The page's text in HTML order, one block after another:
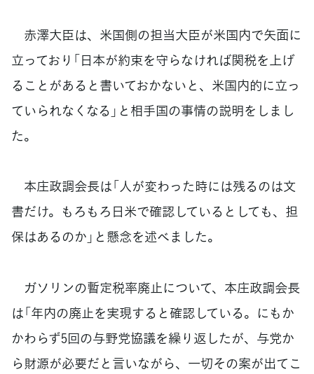
赤澤大臣は、米国側の担当大臣が米国内で矢面に
立っており「日本が約束を守らなければ関税を上げ
ることがあると書いておかないと、米国内的に立っ
ていられなくなる」と相手国の事情の説明をしまし
た。
本庄政調会長は「人が変わった時には残るのは文
書だけ。もろもろ日米で確認しているとしても、担
保はあるのか」と懸念を述べました。
ガソリンの暫定税率廃止について、本庄政調会長
は「年内の廃止を実現すると確認している。にもか
かわらず5回の与野党協議を繰り返したが、与党か
ら財源が必要だと言いながら、一切その案が出てこ